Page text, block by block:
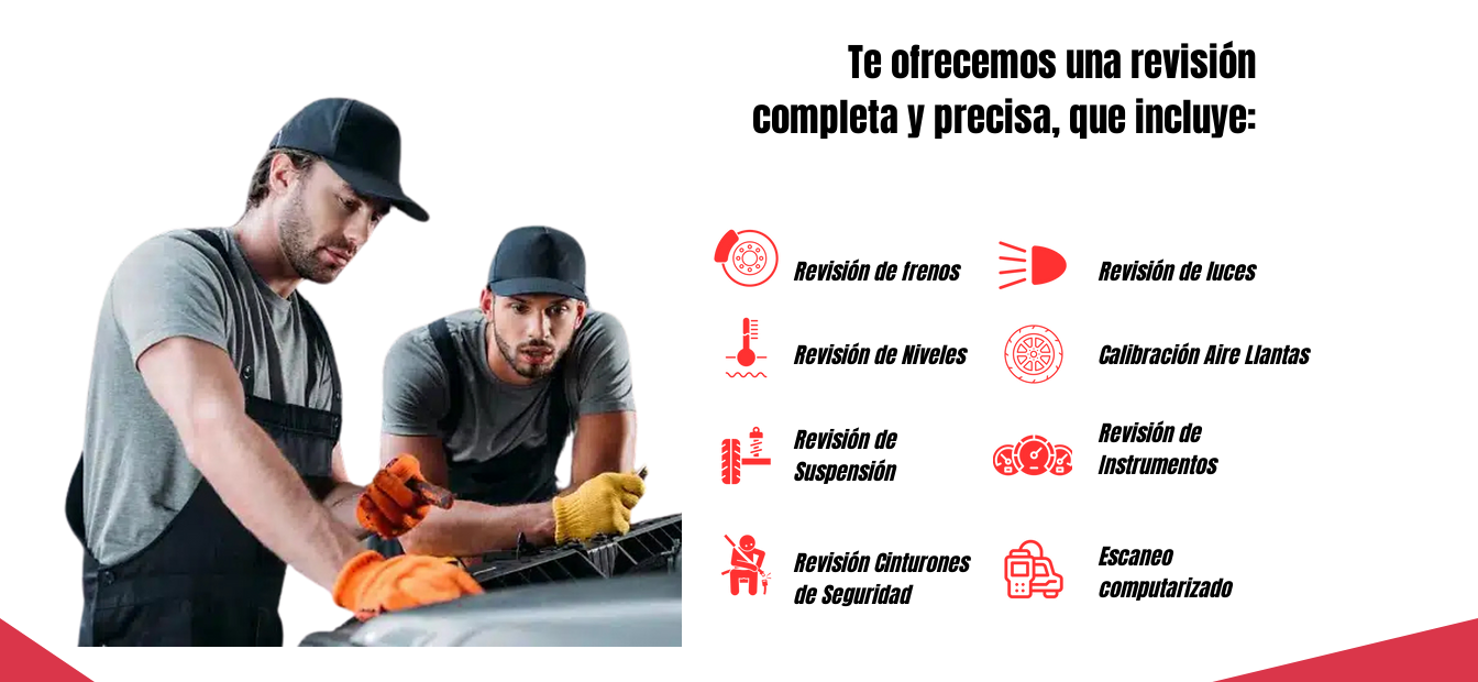
Te ofrecemos una revisión
completa y precisa, que incluye:
Revisión de frenos Revisión de luces
Revisión de Niveles Calibración Aire Llantas
Revisión de
Suspensión
Revisión de
Instrumentos
Revisión Cinturones
de Seguridad
Escaneo
computarizado